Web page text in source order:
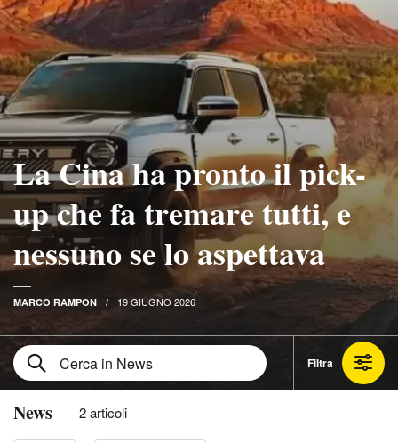
La Cina ha pronto il pick-
up che fa tremare tutti, e
nessuno se lo aspettava
MARCO RAMPON 19 GIUGNO 2026
Filtra
News 2 articoli